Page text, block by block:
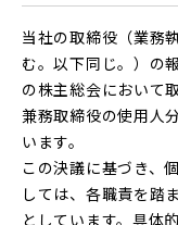
当社の取締役（業務
む。以下同じ。）の
の株主総会において
兼務取締役の使用人
います。
この決議に基づき、
しては、各職責を踏
としています。具体